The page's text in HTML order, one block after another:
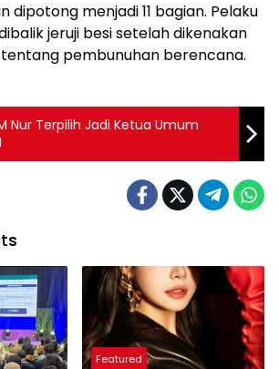
dipotong menjadi 11 bagian. Pelaku
jeruji besi setelah dikenakan
tentang pembunuhan berencana.
Nur Terpilih Jadi Ketua Umum
Featured